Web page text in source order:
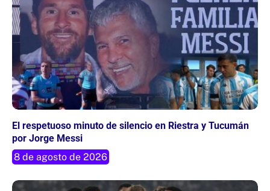
El respetuoso minuto de silencio en Riestra y Tucumán
por Jorge Messi
8 de agosto de 2026